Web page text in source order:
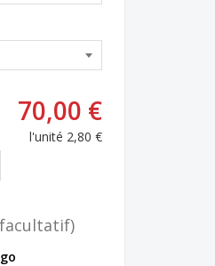
70,00 €
l'unité 2,80 €